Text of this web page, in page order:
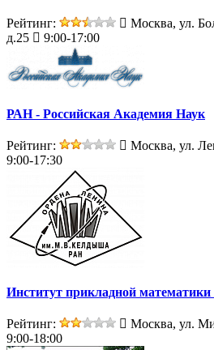
Рейтинг:
Москва, ул.
д.25
9:00-17:00
РАН - Российская Академия Наук
Рейтинг:
Москва, ул.
9:00-17:30
Институт прикладной
Рейтинг:
Москва, ул.
9:00-18:00